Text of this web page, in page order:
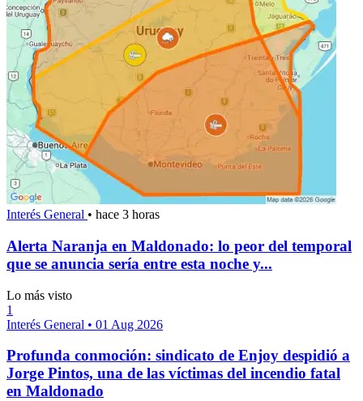
Interés General • hace 3 horas
Alerta Naranja en Maldonado: lo peor del temporal
que se anuncia sería entre esta noche y...
Lo más visto
1
Interés General • 01 Aug 2026
Profunda conmoción: sindicato de Enjoy despidió a
Jorge Pintos, una de las víctimas del incendio fatal
en Maldonado